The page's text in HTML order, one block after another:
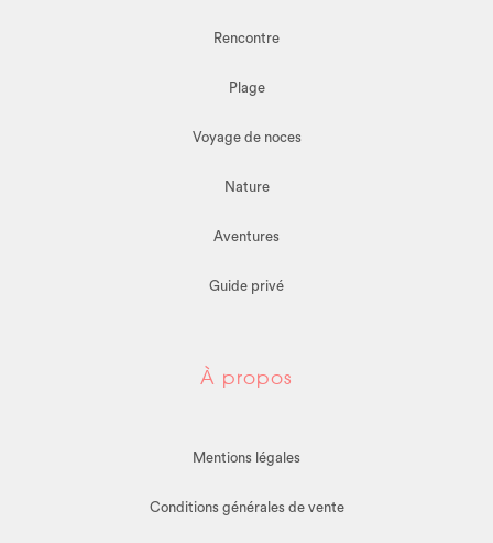
Rencontre
Plage
Voyage de noces
Nature
Aventures
Guide privé
À propos
Mentions légales
Conditions générales de vente